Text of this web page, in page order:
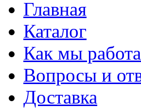
Главная
Каталог
Как мы
Вопросы и
Доставка